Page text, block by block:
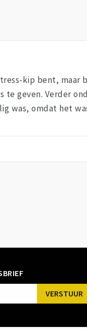
kip bent, maar
te geven. Verder
was, omdat het